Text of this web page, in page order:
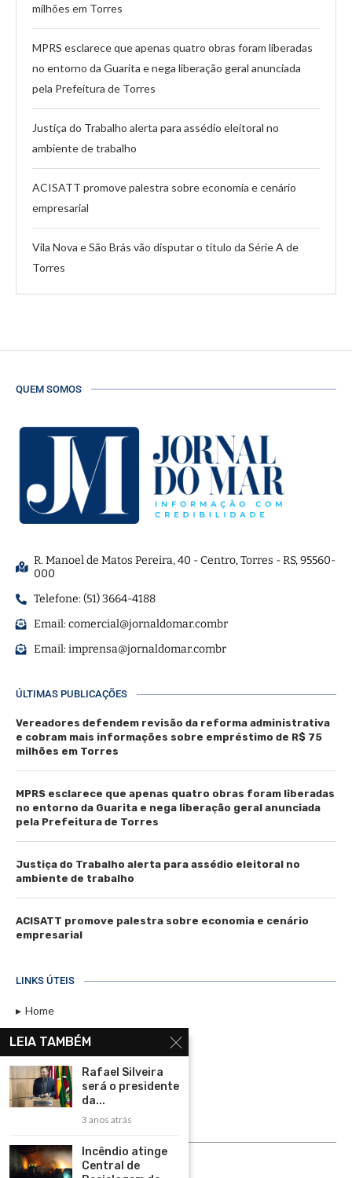
milhões em Torres
MPRS esclarece que apenas quatro obras foram liberadas
no entorno da Guarita e nega liberação geral anunciada
pela Prefeitura de Torres
Justiça do Trabalho alerta para assédio eleitoral no
ambiente de trabalho
ACISATT promove palestra sobre economia e cenário
empresarial
Vila Nova e São Brás vão disputar o título da Série A de
Torres
QUEM SOMOS
R. Manoel de Matos Pereira, 40 - Centro, Torres - RS, 95560-
000
Telefone: (51) 3664-4188
Email:comercial@jornaldomar.combr
Email:imprensa@jornaldomar.combr
ÚLTIMAS PUBLICAÇÕES
Vereadores defendem revisão da reforma administrativa
e cobram mais informações sobre empréstimo de R$ 75
milhões em Torres
MPRS esclarece que apenas quatro obras foram liberadas
no entorno da Guarita e nega liberação geral anunciada
pela Prefeitura de Torres
Justiça do Trabalho alerta para assédio eleitoral no
ambiente de trabalho
ACISATT promove palestra sobre economia e cenário
empresarial
LINKS ÚTEIS
Home
Assinar
Contato
Política de Privacidade
Rádio Maristela - Ao Vivo
LEIA TAMBÉM
Rafael Silveira
será o presidente
da...
3 anos atrás
Incêndio atinge
Central de